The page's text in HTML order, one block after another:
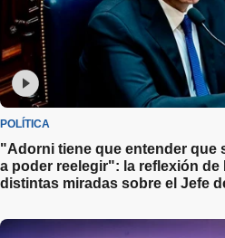
POLÍTICA
"Adorni tiene que entender que
a poder reelegir": la reflexión de
distintas miradas sobre el Jefe